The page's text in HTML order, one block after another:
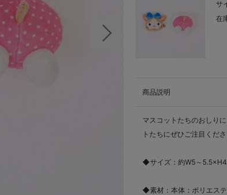
次の画像
サ
在
商品説明
マスコットたちのおしり
トたちにぜひご注目くだ
◆サイズ：約W5～
◆素材：本体：ポリエス